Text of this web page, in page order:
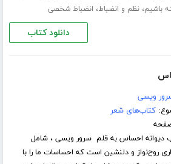
باشیم،نظم و انضباط، انضباط شخصی
دانلود کتاب
ویسی
کتاب‌های شعر
دیوانه احساس به قلم سرور ویسی ، شامل
روح‌نواز و دلنشین است که احساسات ما را با